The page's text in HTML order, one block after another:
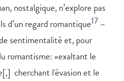
nostalgique, n’explore pas
d’un regard romantique17 –
sentimentalité et, pour
romantisme: «exaltant le
cherchant l'évasion et le